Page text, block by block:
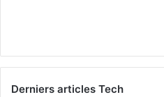
Derniers articles Tech